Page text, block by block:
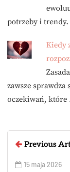
potrzeby i
Kiedy
zawsze
oczekiwań,
Previous
15 maja 2026